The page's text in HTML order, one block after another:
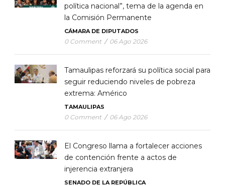
política nacional”, tema de la agenda en
la Comisión Permanente
CÁMARA DE DIPUTADOS
0 Comment / 06 Ago 2026
Tamaulipas reforzará su política social para
seguir reduciendo niveles de pobreza
extrema: Américo
TAMAULIPAS
0 Comment / 06 Ago 2026
El Congreso llama a fortalecer acciones
de contención frente a actos de
injerencia extranjera
SENADO DE LA REPÚBLICA